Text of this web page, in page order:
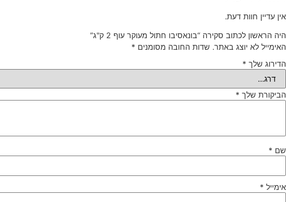
אין עדיין חוות דעת.
היה הראשון לכתוב סקירה “בונאסיבו חתול מעוקר עוף 2 ק"ג”
האימייל לא יוצג באתר. שדות החובה מסומנים *
הדירוג שלך *
הביקורת שלך *
שם *
אימייל *